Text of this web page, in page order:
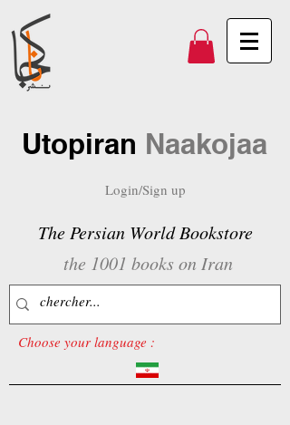
Utopiran Naakojaa
Login/Sign up
The Persian World Bookstore
the 1001 books on Iran
Choose your language :